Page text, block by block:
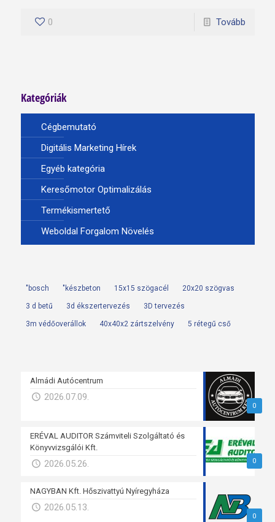
0 Tovább
Kategóriák
Cégbemutató
Digitális Marketing Hírek
Egyéb kategória
Keresőmotor Optimalizálás
Termékismertető
Weboldal Forgalom Növelés
"bosch "készbeton 15x15 szögacél 20x20 szögvas
3 d betű 3d ékszertervezés 3D tervezés
3m védőoverállok 40x40x2 zártszelvény 5 rétegű cső
0
Almádi Autócentrum
2026.07.09.
0
ERÉVAL AUDITOR Számviteli Szolgáltató és
Könyvvizsgálói Kft.
2026.05.26.
0
NAGYBAN Kft. Hőszivattyú Nyíregyháza
2026.05.13.